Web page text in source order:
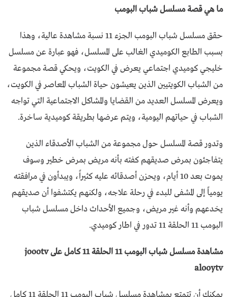
ما هي قصة مسلسل شباب البومب
حقق مسلسل شباب البومب الجزء 11 نسبة مشاهدة عالية، وهذا
بسبب الطابع الكوميدي الغالب على المسلسل، فهو عبارة عن مسلسل
خليجي كوميدي اجتماعي يعرض في الكويت، ويحكي قصة مجموعة
من الشباب الكويتيين الذين يعيشون حياة الشباب المعاصر في الكويت،
ويعرض المسلسل العديد من القضايا والمشاكل الاجتماعية التي تواجه
الشباب في حياتهم اليومية، ويتم عرضها بطريقة كوميدية ساخرة.
وتدور قصة المسلسل حول مجموعة من الشباب الأصدقاء الذين
يتفاجئون بمرض صديقهم كفته بأنه مريض بمرض خطير وسوف
يموت بعد 10 أيام، ويحزن أصدقائه عليه كثيراً، ويبدأون في مرافقته
يومياً إلى المشفى للبدء في رحلة علاجه، ولكنهم يكتشفوا أن صديقهم
يخدعهم وأنه غير مريض، وجميع الأحداث داخل مسلسل شباب
البومب 11 الحلقة 11 تدور في اطار كوميدي.
مشاهدة مسلسل شباب البومب 11 الحلقة 11 كامل على joootv
alooytv
يمكنك أن تتمتع بمشاهدة مسلسل شباب البومب 11 الحلقة 11 كامل